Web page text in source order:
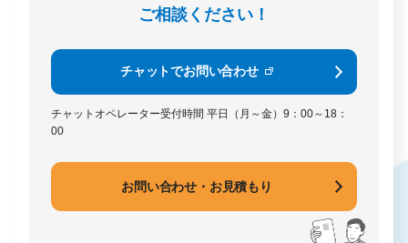
ご相談ください！
チャットでお問い合わせ
チャットオペレーター受付時間 平日（月～金）9：00～18：
00
お問い合わせ・お見積もり